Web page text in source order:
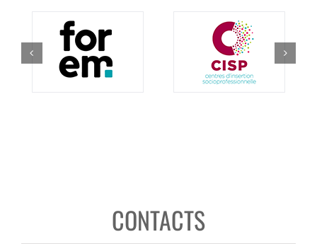
CONTACTS